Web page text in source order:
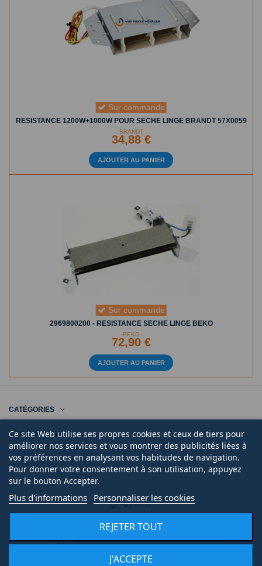
Sur commande
RESISTANCE 1200W+1000W POUR SECHE LINGE BRANDT 57X0059
BRANDT
34,88 €
AJOUTER AU PANIER
Sur commande
2969800200 - RESISTANCE SECHE LINGE BEKO
BEKO
72,90 €
AJOUTER AU PANIER
CATÉGORIES
INFORMATIONS
NOUS CONTACTER
Ce site Web utilise ses propres cookies et ceux de tiers pour
améliorer nos services et vous montrer des publicités liées à
vos préférences en analysant vos habitudes de navigation.
Pour donner votre consentement à son utilisation, appuyez
sur le bouton Accepter.
Plus d'informations Personnaliser les cookies
REJETER TOUT
J'ACCEPTE